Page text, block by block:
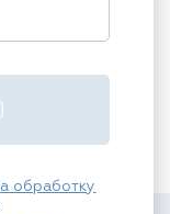
обработку